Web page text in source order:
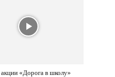
«Дорога в школу»